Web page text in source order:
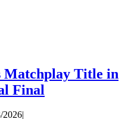
Matchplay Title in
Final
2026|